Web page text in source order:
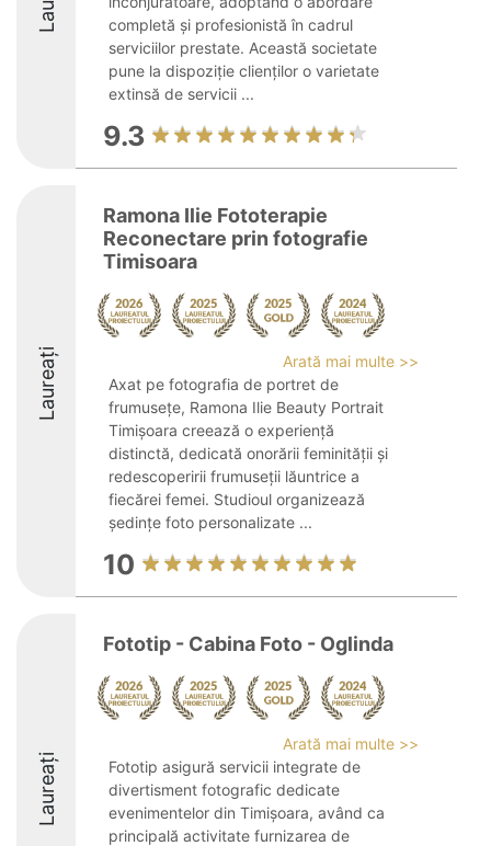
completă și profesionistă în cadrul
serviciilor prestate. Această societate
pune la dispoziție clienților o varietate
extinsă de servicii ...
9.3
Laureați
Ramona Ilie Fototerapie
Reconectare prin fotografie
Timisoara
Arată mai multe >>
Axat pe fotografia de portret de
frumusețe, Ramona Ilie Beauty Portrait
Timișoara creează o experiență
distinctă, dedicată onorării feminității și
redescoperirii frumuseții lăuntrice a
fiecărei femei. Studioul organizează
ședințe foto personalizate ...
10
Laureați
Fototip - Cabina Foto - Oglinda
Arată mai multe >>
Fototip asigură servicii integrate de
divertisment fotografic dedicate
evenimentelor din Timișoara, având ca
principală activitate furnizarea de